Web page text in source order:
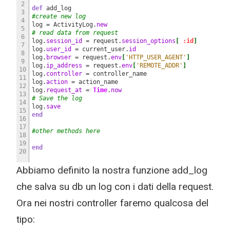
2
3
4
5
6
7
8
9
10
11
12
13
14
15
16
17
18
19
20
def add_log
#create new log
log = ActivityLog. new
# read data from request
log. session_id = request. session_options :id
log. user_id = current_user. id
log. browser = request.env 'HTTP_USER_AGENT'
log. ip_address = request.env 'REMOTE_ADDR'
log. controller = controller_name
log.action = action_name
log. request_at = Time. now
# Save the log
log. save
end
#other methods here
end
Abbiamo definito la nostra funzione add_log
che salva su db un log con i dati della request.
Ora nei nostri controller faremo qualcosa del
tipo: